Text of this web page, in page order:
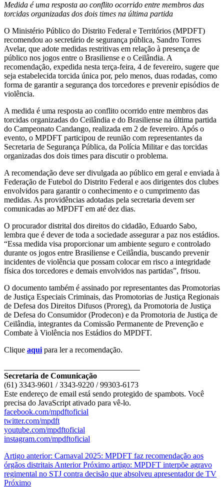
Medida é uma resposta ao conflito ocorrido entre membros das
torcidas organizadas dos dois times na última partida
O Ministério Público do Distrito Federal e Territórios (MPDFT)
recomendou ao secretário de segurança pública, Sandro Torres
Avelar, que adote medidas restritivas em relação à presença de
público nos jogos entre o Brasiliense e o Ceilândia. A
recomendação, expedida nesta terça-feira, 4 de fevereiro, sugere que
seja estabelecida torcida única por, pelo menos, duas rodadas, como
forma de garantir a segurança dos torcedores e prevenir episódios de
violência.
A medida é uma resposta ao conflito ocorrido entre membros das
torcidas organizadas do Ceilândia e do Brasiliense na última partida
do Campeonato Candango, realizada em 2 de fevereiro. Após o
evento, o MPDFT participou de reunião com representantes da
Secretaria de Segurança Pública, da Polícia Militar e das torcidas
organizadas dos dois times para discutir o problema.
A recomendação deve ser divulgada ao público em geral e enviada à
Federação de Futebol do Distrito Federal e aos dirigentes dos clubes
envolvidos para garantir o conhecimento e o cumprimento das
medidas. As providências adotadas pela secretaria devem ser
comunicadas ao MPDFT em até dez dias.
O procurador distrital dos direitos do cidadão, Eduardo Sabo,
lembra que é dever de toda a sociedade assegurar a paz nos estádios.
“Essa medida visa proporcionar um ambiente seguro e controlado
durante os jogos entre Brasiliense e Ceilândia, buscando prevenir
incidentes de violência que possam colocar em risco a integridade
física dos torcedores e demais envolvidos nas partidas”, frisou.
O documento também é assinado por representantes das Promotorias
de Justiça Especiais Criminais, das Promotorias de Justiça Regionais
de Defesa dos Direitos Difusos (Proreg), da Promotoria de Justiça
de Defesa do Consumidor (Prodecon) e da Promotoria de Justiça de
Ceilândia, integrantes da Comissão Permanente de Prevenção e
Combate à Violência nos Estádios do MPDFT.
Clique aqui para ler a recomendação.
Secretaria de Comunicação
(61) 3343-9601 / 3343-9220 / 99303-6173
Este endereço de email está sendo protegido de spambots. Você
precisa do JavaScript ativado para vê-lo.
facebook.com/mpdftoficial
twitter.com/mpdft
youtube.com/mpdftoficial
instagram.com/mpdftoficial
Artigo anterior: Carnaval 2025: MPDFT faz recomendação aos
órgãos distritais Anterior Próximo artigo: MPDFT interpõe agravo
regimental no STJ contra decisão que absolveu apresentador de TV
Próximo